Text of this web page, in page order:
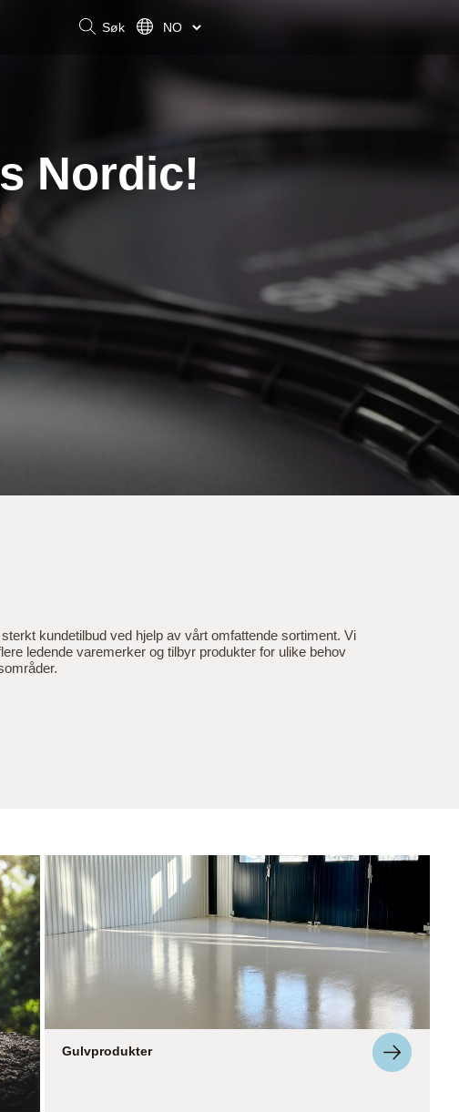
Søk
Nordic!
kundetilbud ved hjelp av vårt omfattende sortiment. Vi
ledende varemerker og tilbyr produkter for ulike behov
Gulvprodukter